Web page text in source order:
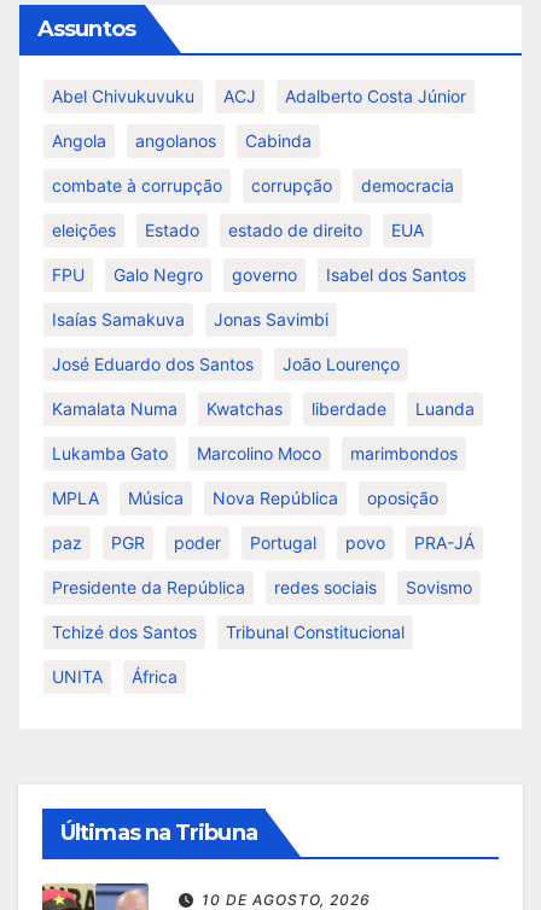
Assuntos
Abel Chivukuvuku ACJ Adalberto Costa Júnior
Angola angolanos Cabinda
combate à corrupção corrupção democracia
eleições Estado estado de direito EUA
FPU Galo Negro governo Isabel dos Santos
Isaías Samakuva Jonas Savimbi
José Eduardo dos Santos João Lourenço
Kamalata Numa Kwatchas liberdade Luanda
Lukamba Gato Marcolino Moco marimbondos
MPLA Música Nova República oposição
paz PGR poder Portugal povo PRA-JÁ
Presidente da República redes sociais Sovismo
Tchizé dos Santos Tribunal Constitucional
UNITA África
Últimas na Tribuna
10 DE AGOSTO, 2026